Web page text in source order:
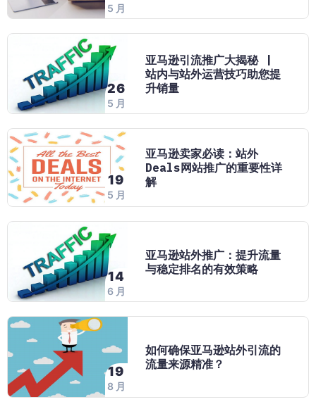
5 月
26
5 月
亚马逊引流推广大揭秘 |
站内与站外运营技巧助您提
升销量
19
5 月
亚马逊卖家必读：站外
Deals网站推广的重要性详
解
14
6 月
亚马逊站外推广：提升流量
与稳定排名的有效策略
19
8 月
如何确保亚马逊站外引流的
流量来源精准？